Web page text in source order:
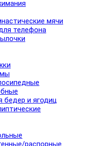
мячи
телефона
бедер и ягодиц
распорные